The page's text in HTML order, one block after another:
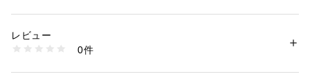
素材：合成皮革
商品番号：
240069605 （ショップ）
レビュー
0件